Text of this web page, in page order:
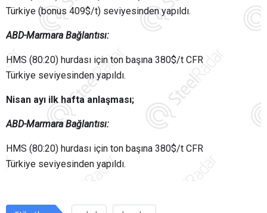
Türkiye (bonus 409$/t) seviyesinden yapıldı.
ABD-Marmara Bağlantısı:
HMS (80:20) hurdası için ton başına 380$/t CFR
Türkiye seviyesinden yapıldı.
Nisan ayı ilk hafta anlaşması;
ABD-Marmara Bağlantısı:
HMS (80:20) hurdası için ton başına 380$/t CFR
Türkiye seviyesinden yapıldı.